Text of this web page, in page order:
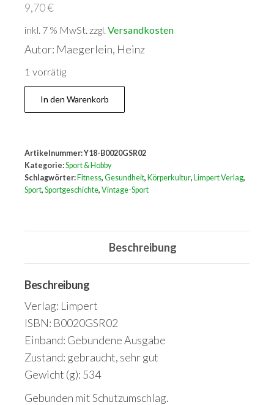
9,70€
inkl. 7 % MwSt. zzgl. Versandkosten
Autor: Maegerlein, Heinz
1 vorrätig
Hauch
Menge
In den Warenkorb
Artikelnummer:Y18-B0020GSR02
Kategorie:Sport & Hobby
Schlagwörter: Fitness, Gesundheit, Körperkultur, Limpert Verlag,
Sport, Sportgeschichte, Vintage-Sport
Beschreibung
Beschreibung
Verlag: Limpert
ISBN: B0020GSR02
Einband: Gebundene Ausgabe
Zustand: gebraucht, sehr gut
Gewicht (g): 534
Gebunden mit Schutzumschlag.